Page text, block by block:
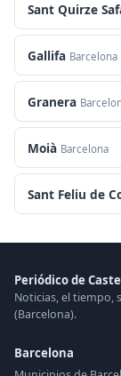
Sant Quirze
Gallifa Barcelona
Granera
Moià Barcelona
Sant Feliu de
Periódico de
Noticias, el tiempo,
(Barcelona).
Barcelona